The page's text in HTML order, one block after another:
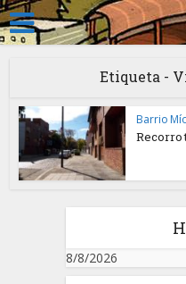
Etiqueta -
Barrio
Recorro
8/8/2026